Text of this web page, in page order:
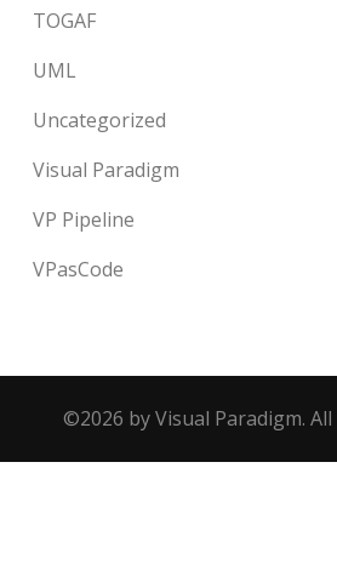
TOGAF
UML
Uncategorized
Visual Paradigm
VP Pipeline
VPasCode
©2026 by Visual Paradigm.